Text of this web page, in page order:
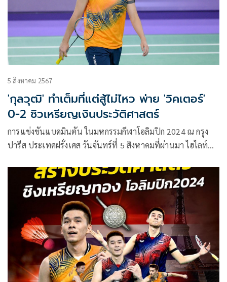
5 สิงหาคม 2567
'กุลวุฒิ' ทำเต็มที่แต่สู้ไม่ไหว พ่าย 'วิคเตอร์'
0-2 ซิวเหรียญเงินประวัติศาสตร์
การแข่งขันแบดมินตัน ในมหกรรมกีฬาโอลิมปิก 2024 ณ กรุง
ปารีส ประเทศฝรั่งเศส วันจันทร์ที่ 5 สิงหาคมที่ผ่านมา ไฮไลท์
วิทิตศานต์ นักตบลูกขนไก่มือ 8 ของโลก พบกับตัวเต็ง อย่าง วิค
เตอร์ อเซลเซ่น มือ 2 ของโลกจากเดนมาร์ก